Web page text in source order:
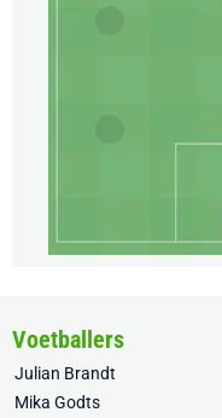
Voetballers
Julian Brandt
Mika Godts